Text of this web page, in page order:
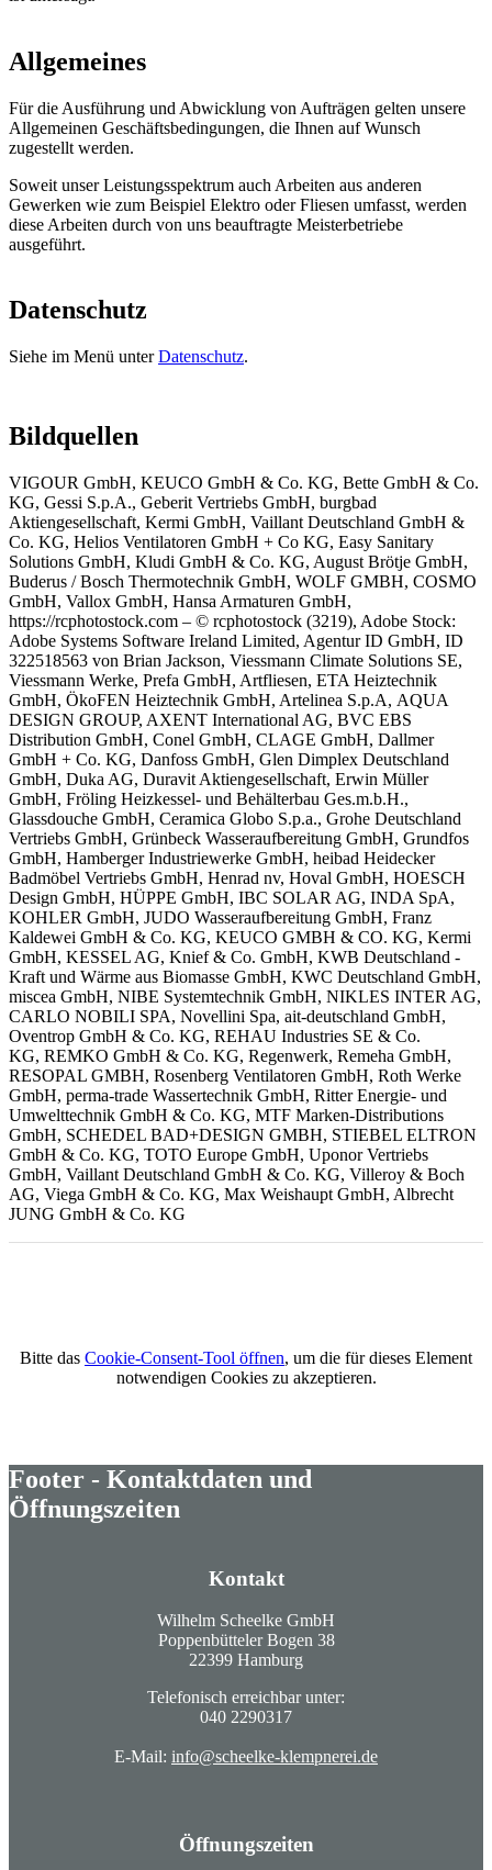
Allgemeines
Für die Ausführung und Abwicklung von Aufträgen gelten unsere
Allgemeinen Geschäftsbedingungen, die Ihnen auf Wunsch
zugestellt werden.
Soweit unser Leistungsspektrum auch Arbeiten aus anderen
Gewerken wie zum Beispiel Elektro oder Fliesen umfasst, werden
diese Arbeiten durch von uns beauftragte Meisterbetriebe
ausgeführt.
Datenschutz
Siehe im Menü unterDatenschutz.
Bildquellen
VIGOUR GmbH, KEUCO GmbH & Co. KG, Bette GmbH & Co.
KG, Gessi S.p.A., Geberit Vertriebs GmbH, burgbad
Aktiengesellschaft, Kermi GmbH, Vaillant Deutschland GmbH &
Co. KG, Helios Ventilatoren GmbH + Co KG, Easy Sanitary
Solutions GmbH, Kludi GmbH & Co. KG, August Brötje GmbH,
Buderus / Bosch Thermotechnik GmbH, WOLF GMBH, COSMO
GmbH, Vallox GmbH, Hansa Armaturen GmbH,
https://rcphotostock.com – © rcphotostock (3219), Adobe Stock:
Adobe Systems Software Ireland Limited, Agentur ID GmbH, ID
322518563 von Brian Jackson, Viessmann Climate Solutions SE,
Viessmann Werke, Prefa GmbH, Artfliesen, ETA Heiztechnik
GmbH, ÖkoFEN Heiztechnik GmbH, Artelinea S.p.A, AQUA
DESIGN GROUP, AXENT International AG, BVC EBS
Distribution GmbH, Conel GmbH, CLAGE GmbH, Dallmer
GmbH + Co. KG, Danfoss GmbH, Glen Dimplex Deutschland
GmbH, Duka AG, Duravit Aktiengesellschaft, Erwin Müller
GmbH, Fröling Heizkessel- und Behälterbau Ges.m.b.H.,
Glassdouche GmbH, Ceramica Globo S.p.a., Grohe Deutschland
Vertriebs GmbH, Grünbeck Wasseraufbereitung GmbH, Grundfos
GmbH, Hamberger Industriewerke GmbH, heibad Heidecker
Badmöbel Vertriebs GmbH, Henrad nv, Hoval GmbH, HOESCH
Design GmbH, HÜPPE GmbH, IBC SOLAR AG, INDA SpA,
KOHLER GmbH, JUDO Wasseraufbereitung GmbH, Franz
Kaldewei GmbH & Co. KG, KEUCO GMBH & CO. KG, Kermi
GmbH, KESSEL AG, Knief & Co. GmbH, KWB Deutschland -
Kraft und Wärme aus Biomasse GmbH, KWC Deutschland GmbH,
miscea GmbH, NIBE Systemtechnik GmbH, NIKLES INTER AG,
CARLO NOBILI SPA, Novellini Spa, ait-deutschland GmbH,
Oventrop GmbH & Co. KG, REHAU Industries SE & Co.
KG, REMKO GmbH & Co. KG, Regenwerk, Remeha GmbH,
RESOPAL GMBH, Rosenberg Ventilatoren GmbH, Roth Werke
GmbH, perma-trade Wassertechnik GmbH, Ritter Energie- und
Umwelttechnik GmbH & Co. KG, MTF Marken-Distributions
GmbH, SCHEDEL BAD+DESIGN GMBH, STIEBEL ELTRON
GmbH & Co. KG, TOTO Europe GmbH, Uponor Vertriebs
GmbH, Vaillant Deutschland GmbH & Co. KG, Villeroy & Boch
AG, Viega GmbH & Co. KG, Max Weishaupt GmbH, Albrecht
JUNG GmbH & Co. KG
Bitte das Cookie-Consent-Tool öffnen, um die für dieses Element
notwendigen Cookies zu akzeptieren.
Footer - Kontaktdaten und
Öffnungszeiten
Kontakt
Wilhelm Scheelke GmbH
Poppenbütteler Bogen 38
22399 Hamburg
Telefonisch erreichbar unter:
040 2290317
E-Mail: info@scheelke-klempnerei.de
Öffnungszeiten